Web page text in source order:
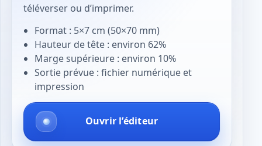
téléverser ou d’imprimer.
Format : 5×7 cm (50×70 mm)
Hauteur de tête : environ 62%
Marge supérieure : environ 10%
Sortie prévue : fichier numérique et
impression
Ouvrir l’éditeur